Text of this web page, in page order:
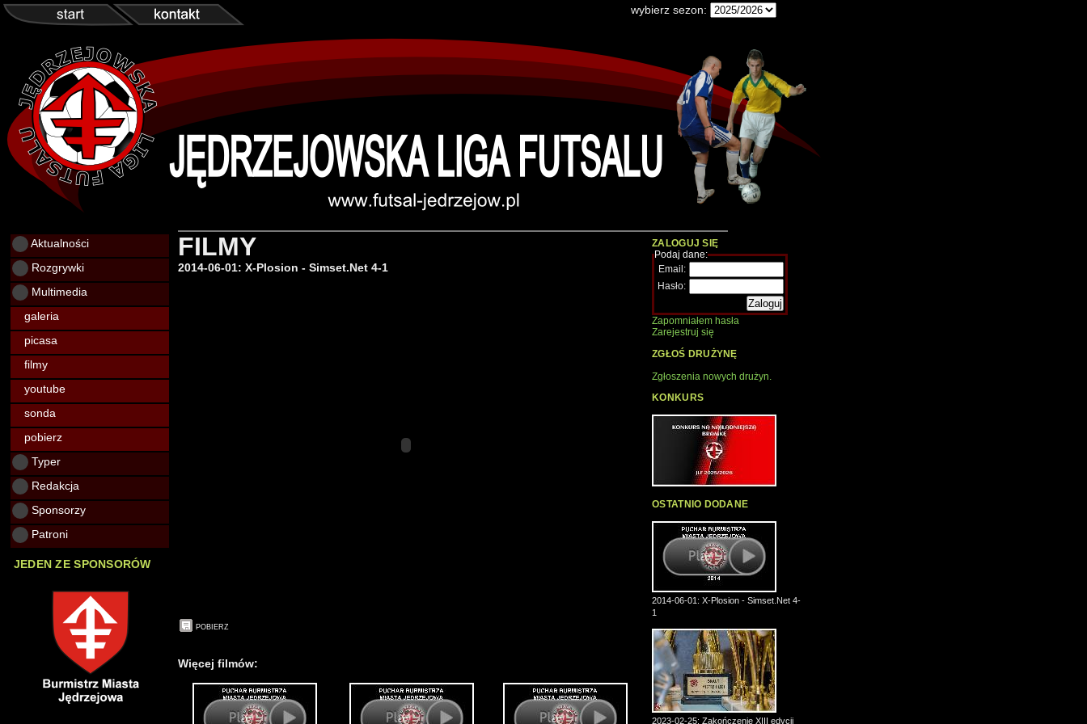
wybierz sezon:
Aktualności
Rozgrywki
Multimedia
galeria
picasa
filmy
youtube
sonda
pobierz
Typer
Redakcja
Sponsorzy
Patroni
JEDEN ZE SPONSORÓW
FILMY
2014-06-01: X-Plosion - Simset.Net 4-1
POBIERZ
Więcej filmów:
ZALOGUJ SIĘ
Podaj dane:
Email:
Hasło:
Zapomniałem hasła
Zarejestruj się
ZGŁOŚ DRUŻYNĘ
Zgłoszenia nowych drużyn.
KONKURS
OSTATNIO DODANE
2014-06-01: X-Plosion - Simset.Net 4-
1
2023-02-25: Zakończenie XIII edycji